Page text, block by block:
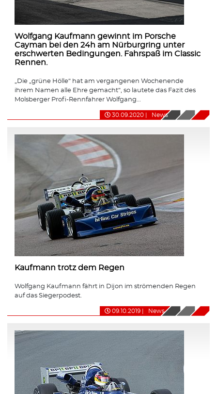
Wolfgang Kaufmann gewinnt im Porsche
Cayman bei den 24h am Nürburgring unter
erschwerten Bedingungen. Fahrspaß im Classic
Rennen.
„Die „grüne Hölle“ hat am vergangenen Wochenende
ihrem Namen alle Ehre gemacht“, so lautete das Fazit des
Molsberger Profi-Rennfahrer Wolfgang...
30.09.2020 News
Kaufmann trotz dem Regen
Wolfgang Kaufmann fährt in Dijon im strömenden Regen
auf das Siegerpodest.
09.10.2019 News